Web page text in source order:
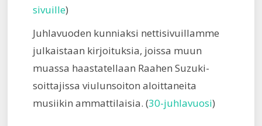
sivuille)
Juhlavuoden kunniaksi nettisivuillamme
julkaistaan kirjoituksia, joissa muun
muassa haastatellaan Raahen Suzuki-
soittajissa viulunsoiton aloittaneita
musiikin ammattilaisia. (30-juhlavuosi)